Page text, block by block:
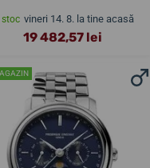
stoc vineri 14. 8. la tine acasă
19 482,57 lei